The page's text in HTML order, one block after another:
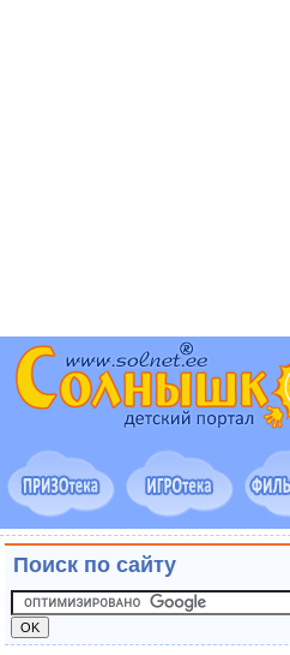
Поиск по сайту